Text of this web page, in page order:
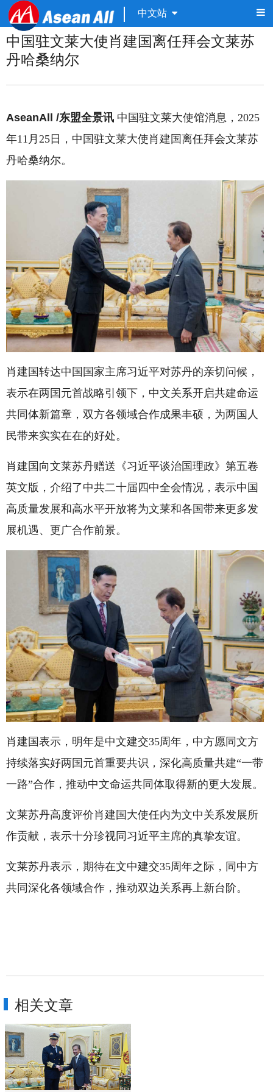
中文站
中国驻文莱大使肖建国离任拜会文莱苏
丹哈桑纳尔
AseanAll /东盟全景讯 中国驻文莱大使馆消息，2025
年11月25日，中国驻文莱大使肖建国离任拜会文莱苏
丹哈桑纳尔。
肖建国转达中国国家主席习近平对苏丹的亲切问候，
表示在两国元首战略引领下，中文关系开启共建命运
共同体新篇章，双方各领域合作成果丰硕，为两国人
民带来实实在在的好处。
肖建国向文莱苏丹赠送《习近平谈治国理政》第五卷
英文版，介绍了中共二十届四中全会情况，表示中国
高质量发展和高水平开放将为文莱和各国带来更多发
展机遇、更广合作前景。
肖建国表示，明年是中文建交35周年，中方愿同文方
持续落实好两国元首重要共识，深化高质量共建“一带
一路”合作，推动中文命运共同体取得新的更大发展。
文莱苏丹高度评价肖建国大使任内为文中关系发展所
作贡献，表示十分珍视同习近平主席的真挚友谊。
文莱苏丹表示，期待在文中建交35周年之际，同中方
共同深化各领域合作，推动双边关系再上新台阶。
相关文章